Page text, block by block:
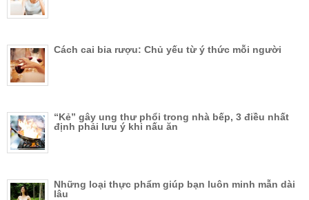
Cách cai bia rượu: Chủ yếu từ ý thức mỗi người
“Kẻ” gây ung thư phổi trong nhà bếp, 3 điều nhất
định phải lưu ý khi nấu ăn
Những loại thực phẩm giúp bạn luôn minh mẫn dài
lâu